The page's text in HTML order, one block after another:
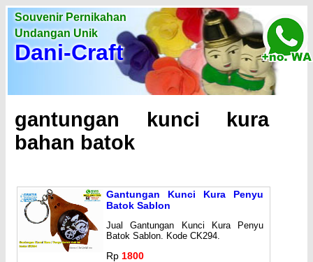
Souvenir Pernikahan
Undangan Unik
Dani-Craft
gantungan kunci kura
bahan batok
Gantungan Kunci Kura Penyu
Batok Sablon
Jual Gantungan Kunci Kura Penyu
Batok Sablon. Kode CK294.
Rp 1800